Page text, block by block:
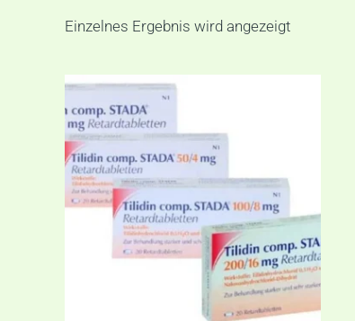
Einzelnes Ergebnis wird angezeigt
Preisspanne:
€165,00
Varianten
auf.
Die
Optionen
können